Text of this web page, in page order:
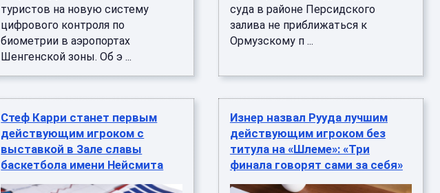
туристов на новую систему
цифрового контроля по
биометрии в аэропортах
Шенгенской зоны. Об э ...
суда в районе Персидского
залива не приближаться к
Ормузскому п ...
Стеф Карри станет первым
действующим игроком с
выставкой в Зале славы
баскетбола имени Нейсмита
Изнер назвал Рууда лучшим
действующим игроком без
титула на «Шлеме»: «Три
финала говорят сами за себя»